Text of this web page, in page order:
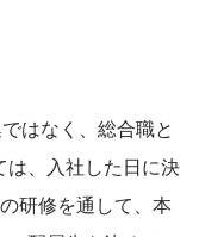
はなく、総合職と
は、入社した日に決
研修を通して、本